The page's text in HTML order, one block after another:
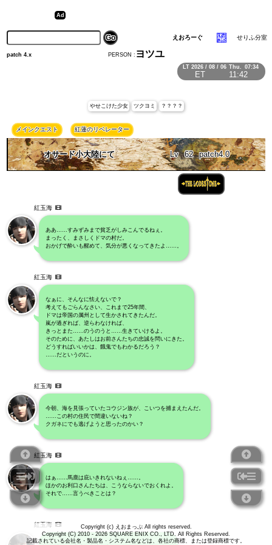
Copyright (c) えおまっぷ All rights reserved.
Copyright (C) 2010 - 2026 SQUARE ENIX CO., LTD. All Rights Reserved.
記載されている会社名・製品名・システム名などは、各社の商標、または登録商標です。
LT 2026 / 08 / 06 Thu. 07:34
ET 11:42
えおろーぐ せりふ分室
PERSON : ヨツユ
patch 4.x
やせこけた少女 ツクヨミ ？？？？
メインクエスト 紅蓮のリベレーター
オサード小大陸にて Lv 62 patch4.0
紅玉海
ああ……すみずみまで貧乏がしみこんでるねぇ。
まったく、まさしくドマの村だ。
おかげで酔いも醒めて、気分が悪くなってきたよ……。
紅玉海
なぁに、そんなに怯えないで？
考えてもごらんなさい、これまで25年間、
ドマは帝国の属州として生かされてきたんだ。
嵐が過ぎれば、逆らわなければ、
きっとまた……のうのうと……生きていけるよ。
そのために、あたしはお前さんたちの忠誠を問いにきた。
どうすればいいかは、餓鬼でもわかるだろう？
……だというのに。
紅玉海
今朝、海を見張っていたコウジン族が、こいつを捕まえたんだ。
……この村の住民で間違いないね？
クガネにでも逃げようと思ったのかい？
紅玉海
はぁ……馬鹿は庇いきれないねぇ……。
ほかのお利口さんたちは、こうならないでおくれよ。
それで……言うべきことは？
紅玉海